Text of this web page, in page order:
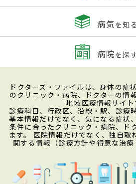
病気を知る
病院を探
ドクターズ・ファイルは、身体の症
のクリニック・病院、ドクターの情
地域医療情報サイト
診療科目、行政区、沿線・駅、診療
基本情報だけでなく、気になる症状
条件に合ったクリニック・病院、ド
ます。 医院情報だけでなく、独自取
関する情報（診療方針や得意な治療